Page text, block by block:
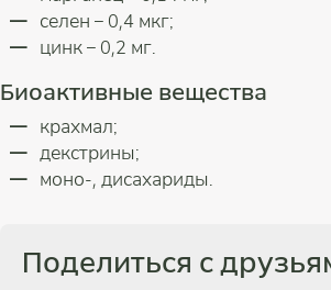
селен – 0,4 мкг;
цинк – 0,2 мг.
Биоактивные вещества
крахмал;
декстрины;
моно-, дисахариды.
Поделиться с